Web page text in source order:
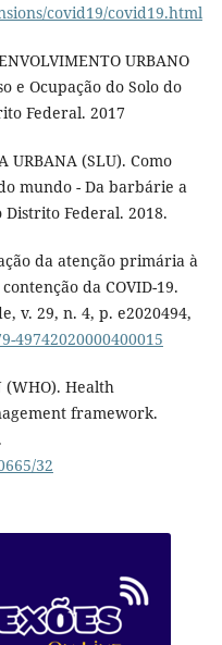
covid19/covid19.html
URBANO
e Ocupação do Solo do
Federal. 2017
URBANA (SLU). Como
mundo - Da barbárie a
Federal. 2018.
da atenção primária à
da COVID-19.
v. 29, n. 4, p. e2020494,
49742020000400015
(WHO)‎. Health
framework.
32